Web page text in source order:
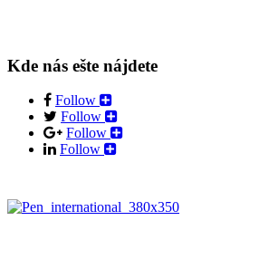
Kde nás ešte nájdete
Follow
Follow
Follow
Follow